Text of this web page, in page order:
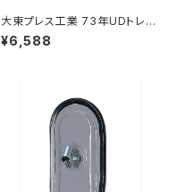
大東プレス工業 73年UDトレー
ラーミラーL013 （P付） DI-52
¥6,588